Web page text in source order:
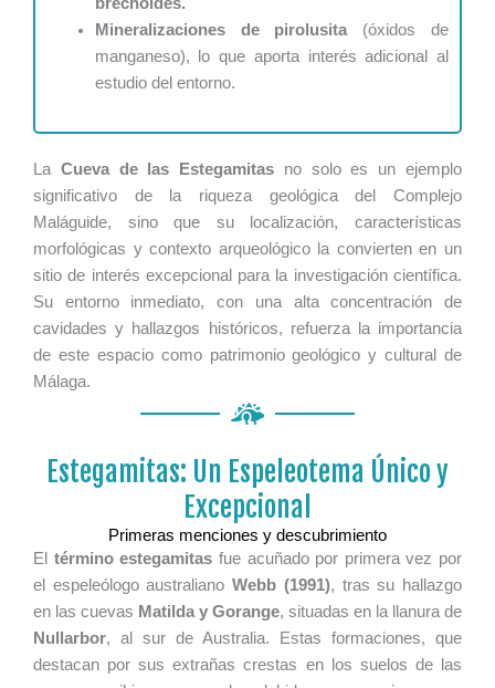
brechoides.
Mineralizaciones de pirolusita(óxidos de
manganeso), lo que aporta interés adicional al
estudio del entorno.
La Cueva de las Estegamitas no solo es un ejemplo
significativo de la riqueza geológica del Complejo
Maláguide, sino que su localización, características
morfológicas y contexto arqueológico la convierten en un
sitio de interés excepcional para la investigación científica.
Su entorno inmediato, con una alta concentración de
cavidades y hallazgos históricos, refuerza la importancia
de este espacio como patrimonio geológico y cultural de
Málaga.
Estegamitas: Un Espeleotema Único y
Excepcional
Primeras menciones y descubrimiento
El término estegamitas fue acuñado por primera vez por
el espeleólogo australianoWebb (1991), tras su hallazgo
en las cuevas Matilda y Gorange, situadas en la llanura de
Nullarbor, al sur de Australia. Estas formaciones, que
destacan por sus extrañas crestas en los suelos de las